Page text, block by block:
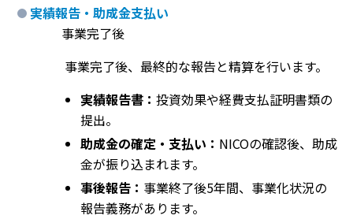
実績報告・助成金支払い
事業完了後
事業完了後、最終的な報告と精算を行います。
実績報告書： 投資効果や経費支払証明書類の
提出。
助成金の確定・支払い： NICOの確認後、助成
金が振り込まれます。
事後報告： 事業終了後5年間、事業化状況の
報告義務があります。